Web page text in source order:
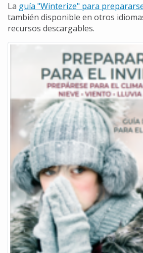
La guía "Winterize" para
también disponible en otros
recursos descargables.